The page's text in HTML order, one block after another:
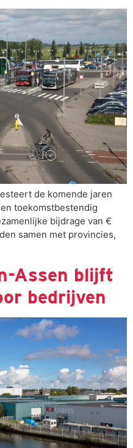
de komende jaren
toekomstbestendig
bijdrage van €
samen met provincies,
Assen blijft
bedrijven